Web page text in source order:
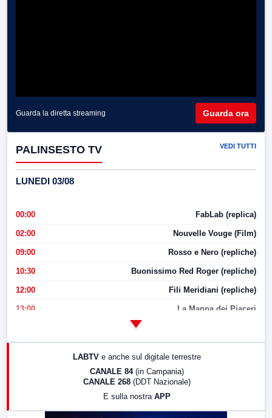
Guarda la diretta streaming Guarda ora
PALINSESTO TV VEDI TUTTI
LUNEDI 03/08
00:00 FabLab (replica)
02:00 Nouvelle Vouge (Film)
09:00 Rosso e Nero (repliche)
10:30 Buonissimo Red Roger (repliche)
12:00 Fili Meridiani (repliche)
13:00 La Mappa dei Piaceri
17:00 LabNews (replica)
LABTV e anche sul digitale terrestre
CANALE 84 (in Campania)
CANALE 268 (DDT Nazionale)
E sulla nostra APP